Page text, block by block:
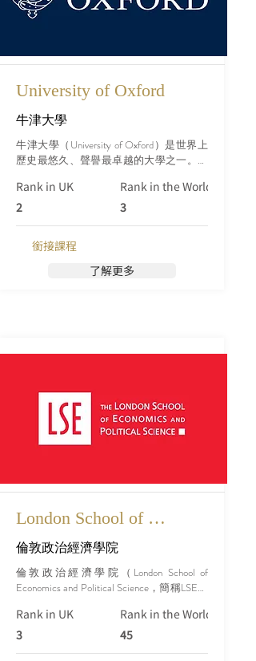
University of Oxford
牛津大學
牛津大學（University of Oxford）是世界上
歷史最悠久、聲譽最卓越的大學之一。坐
歷史。牛津大學的準確創立日期難以確
定，但據信早在1096年就已開始教學。
Rank in UK
Rank in the World (Qs)
2
3
銜接課程
了解更多
London School of
Economics and Political
Science, University of
London
倫敦政治經濟學院
倫敦政治經濟學院（London School of
Economics and Political Science，簡稱LSE）
球領先的社會科學大學之一。該學院以其
卓越的經濟學、政治學、社會學、法學等
Rank in UK
Rank in the World (Qs)
3
45